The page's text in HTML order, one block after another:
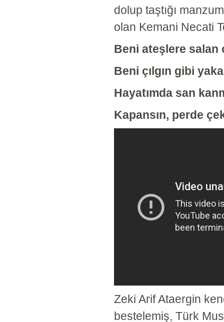
dolup taştığı
olan Kemani Necati
Beni ateşlere salan
Beni çılgın gibi
Hayatımda san
Kapansın, perde
Zeki Arif Ataergin
bestelemiş, Türk